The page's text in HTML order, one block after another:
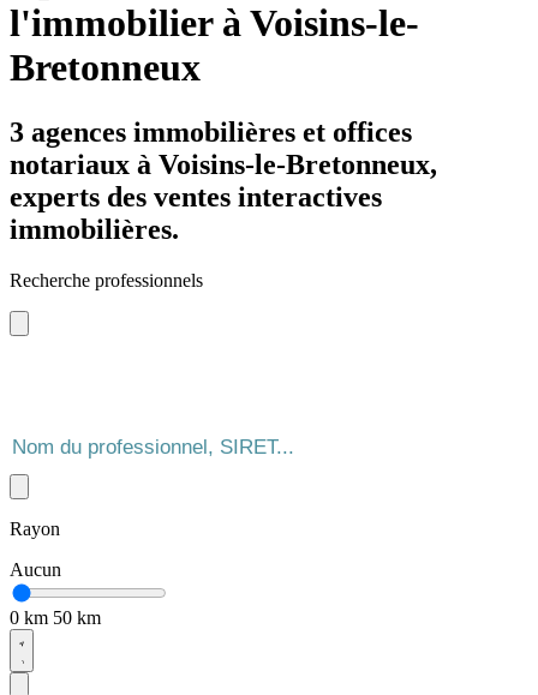
l'immobilier à Voisins-le-
Bretonneux
3 agences immobilières et offices
notariaux à Voisins-le-Bretonneux,
experts des ventes interactives
immobilières.
Recherche professionnels
Rayon
Aucun
0 km 50 km